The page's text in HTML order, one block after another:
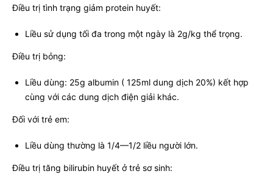
Điều trị tình trạng giảm protein huyết:
Liều sử dụng tối đa trong một ngày là 2g/kg thể trọng.
Điều trị bỏng:
Liều dùng: 25g albumin ( 125ml dung dịch 20%) kết hợp
cùng với các dung dịch điện giải khác.
Đối với trẻ em:
Liều dùng thường là 1/4—1/2 liều người lớn.
Điều trị tăng bilirubin huyết ở trẻ sơ sinh: